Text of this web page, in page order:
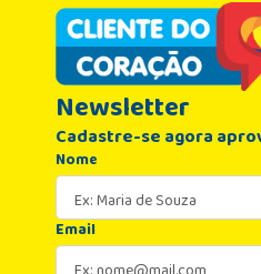
Newsletter
Cadastre-se agora
Nome
Email